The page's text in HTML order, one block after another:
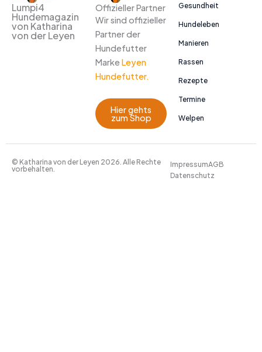
Lumpi4
Hundemagazin
von Katharina
von der Leyen
Offizieller Partner
Wir sind offizieller
Partner der
Hundefutter
Marke Leyen
Hundefutter.
Hier gehts
zum Shop
Gesundheit
Hundeleben
Manieren
Rassen
Rezepte
Termine
Welpen
© Katharina von der Leyen 2026. Alle Rechte
vorbehalten.
ImpressumAGB
Datenschutz